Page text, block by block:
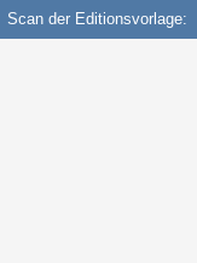
Scan der Editionsvorlage: